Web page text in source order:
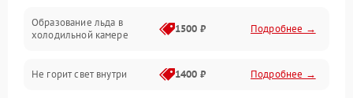
Образование льда в
холодильной камере
1500 ₽ Подробнее →
Не горит свет внутри 1400 ₽ Подробнее →